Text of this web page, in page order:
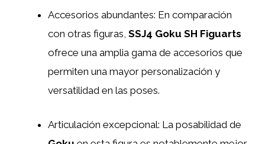
Accesorios abundantes: En comparación
con otras figuras, SSJ4 Goku SH Figuarts
ofrece una amplia gama de accesorios que
permiten una mayor personalización y
versatilidad en las poses.
Articulación excepcional: La posabilidad de